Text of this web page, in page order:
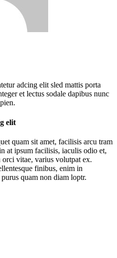
adcing elit sled mattis porta
et lectus sodale dapibus nunc
elit
quam sit amet, facilisis arcu tram
at ipsum facilisis, iaculis odio et,
vitae, varius volutpat ex.
finibus, enim in
quam non diam loptr.